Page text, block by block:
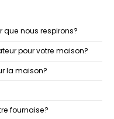
que nous respirons?
pour votre maison?
la maison?
fournaise?